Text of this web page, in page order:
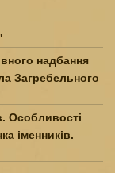
надбання
Загребельного
Особливості
іменників.